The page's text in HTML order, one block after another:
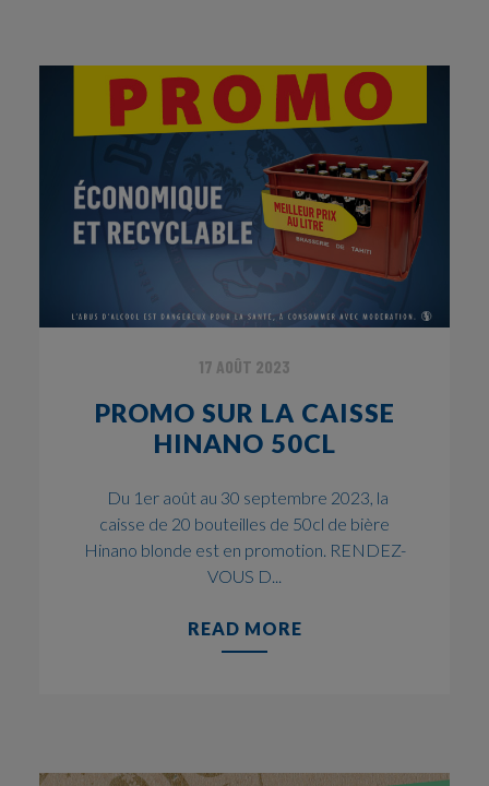
17 AOÛT 2023
PROMO SUR LA CAISSE
HINANO 50CL
Du 1er août au 30 septembre 2023, la
caisse de 20 bouteilles de 50cl de bière
Hinano blonde est en promotion. RENDEZ-
VOUS D...
READ MORE